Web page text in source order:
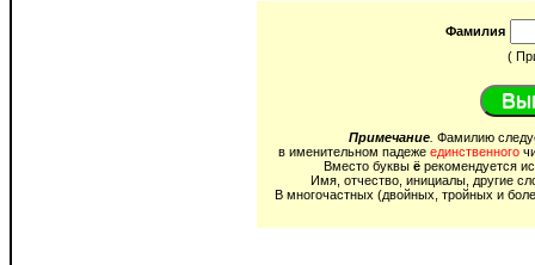
Фамилия
(
Примечание Фамилию
в именительном падеже единственного
Вместо буквы ё рекомендуется
Имя, отчество, инициалы, другие
В многочастных (двойных, тройных и